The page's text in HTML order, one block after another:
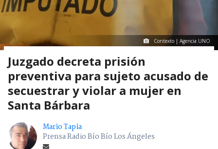
Contexto | Agencia UNO
Juzgado decreta prisión
preventiva para sujeto acusado de
secuestrar y violar a mujer en
Santa Bárbara
Mario Tapia
Prensa Radio Bío Bío Los Ángeles